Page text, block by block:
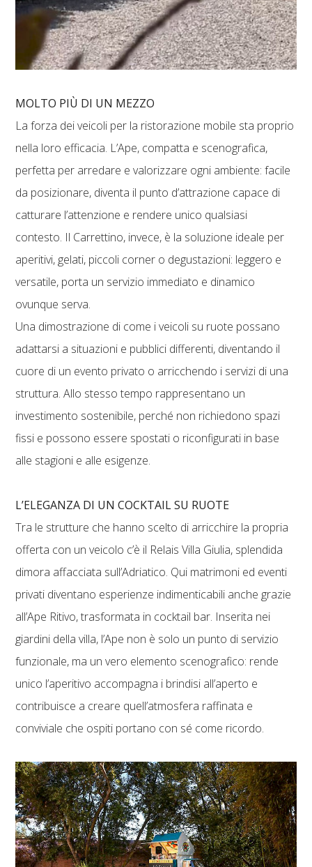
MOLTO PIÙ DI UN MEZZO
La forza dei veicoli per la ristorazione mobile sta proprio
nella loro efficacia. L’Ape, compatta e scenografica,
perfetta per arredare e valorizzare ogni ambiente: facile
da posizionare, diventa il punto d’attrazione capace di
catturare l’attenzione e rendere unico qualsiasi
contesto. Il Carrettino, invece, è la soluzione ideale per
aperitivi, gelati, piccoli corner o degustazioni: leggero e
versatile, porta un servizio immediato e dinamico
ovunque serva.
Una dimostrazione di come i veicoli su ruote possano
adattarsi a situazioni e pubblici differenti, diventando il
cuore di un evento privato o arricchendo i servizi di una
struttura. Allo stesso tempo rappresentano un
investimento sostenibile, perché non richiedono spazi
fissi e possono essere spostati o riconfigurati in base
alle stagioni e alle esigenze.
L’ELEGANZA DI UN COCKTAIL SU RUOTE
Tra le strutture che hanno scelto di arricchire la propria
offerta con un veicolo c’è il Relais Villa Giulia, splendida
dimora affacciata sull’Adriatico. Qui matrimoni ed eventi
privati diventano esperienze indimenticabili anche grazie
all’Ape Ritivo, trasformata in cocktail bar. Inserita nei
giardini della villa, l’Ape non è solo un punto di servizio
funzionale, ma un vero elemento scenografico: rende
unico l’aperitivo accompagna i brindisi all’aperto e
contribuisce a creare quell’atmosfera raffinata e
conviviale che ospiti portano con sé come ricordo.